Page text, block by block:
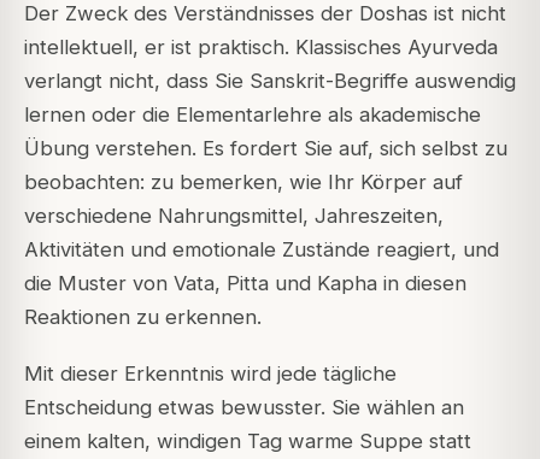
Der Zweck des Verständnisses der Doshas ist nicht
intellektuell, er ist praktisch. Klassisches Ayurveda
verlangt nicht, dass Sie Sanskrit-Begriffe auswendig
lernen oder die Elementarlehre als akademische
Übung verstehen. Es fordert Sie auf, sich selbst zu
beobachten: zu bemerken, wie Ihr Körper auf
verschiedene Nahrungsmittel, Jahreszeiten,
Aktivitäten und emotionale Zustände reagiert, und
die Muster von Vata, Pitta und Kapha in diesen
Reaktionen zu erkennen.
Mit dieser Erkenntnis wird jede tägliche
Entscheidung etwas bewusster. Sie wählen an
einem kalten, windigen Tag warme Suppe statt